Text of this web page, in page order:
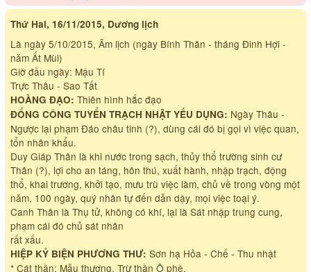
Thứ Hai, 16/11/2015, Dương lịch
Là ngày 5/10/2015, Âm lịch (ngày Bính Thân - tháng Đinh Hợi -
năm Ất Mùi)
Giờ đầu ngày: Mậu Tí
Trực Thâu - Sao Tất
HOÀNG ĐẠO: Thiên hình hắc đạo
ĐỔNG CÔNG TUYỂN TRẠCH NHẬT YẾU DỤNG: Ngày Thâu -
Ngược lại phạm Đáo châu tinh (?), dùng cái đó bị gọi vì việc quan,
tổn nhân khẩu.
Duy Giáp Thân là khi nước trong sạch, thủy thổ trường sinh cư
Thân (?), lợi cho an táng, hôn thú, xuất hành, nhập trạch, động
thổ, khai trương, khởi tạo, mưu trù việc làm, chủ về trong vòng một
năm, 100 ngày, quý nhân tự đến dẫn dậy, mọi việc toại ý.
Canh Thân là Thụ tử, không có khí, lại là Sát nhập trung cung,
phạm cái đó chủ sát nhân
rất xấu.
HIỆP KỶ BIỆN PHƯƠNG THƯ: Sơn hạ Hỏa - Chế - Thu nhật
* Cát thần: Mẫu thương, Trừ thần Ô phệ.